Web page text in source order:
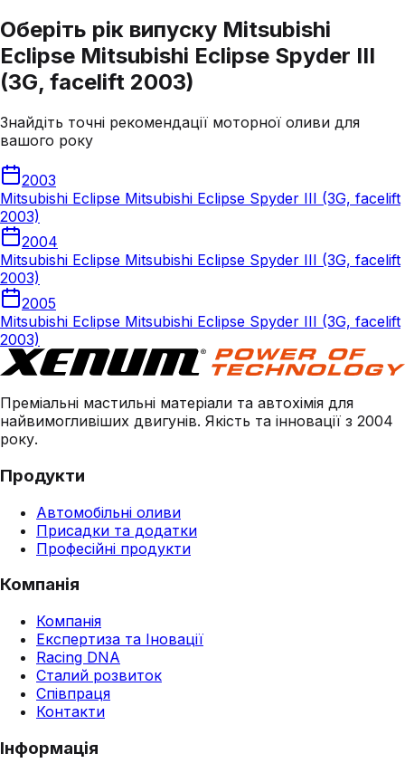
Оберіть рік випуску Mitsubishi
Eclipse Mitsubishi Eclipse Spyder III
(3G, facelift 2003)
Знайдіть точні рекомендації моторної оливи для
вашого року
2003
Mitsubishi Eclipse Mitsubishi Eclipse Spyder III (3G, facelift
2003)
2004
Mitsubishi Eclipse Mitsubishi Eclipse Spyder III (3G, facelift
2003)
2005
Mitsubishi Eclipse Mitsubishi Eclipse Spyder III (3G, facelift
2003)
Преміальні мастильні матеріали та автохімія для
найвимогливіших двигунів. Якість та інновації з 2004
року.
Продукти
Автомобільні оливи
Присадки та додатки
Професійні продукти
Компанія
Компанія
Експертиза та Іновації
Racing DNA
Сталий розвиток
Співпраця
Контакти
Інформація